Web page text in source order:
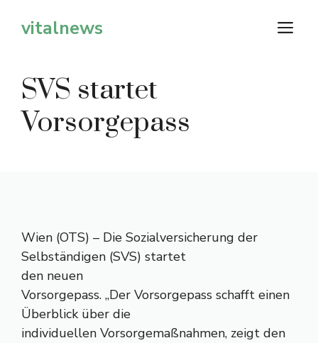
Inhaltvitalnews
SVS startet
Vorsorgepass
Wien (OTS) – Die Sozialversicherung der
Selbständigen (SVS) startet
den neuen
Vorsorgepass. „Der Vorsorgepass schafft einen
Überblick über die
individuellen Vorsorgemaßnahmen, zeigt den